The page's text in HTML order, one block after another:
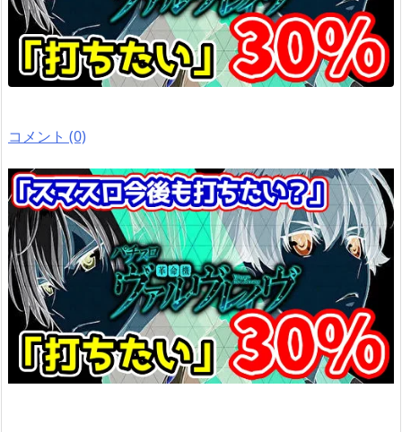
コメント (0)